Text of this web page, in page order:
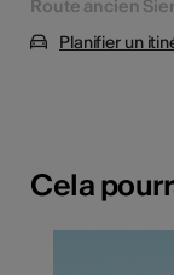
Route ancien
Planifier un
Cela